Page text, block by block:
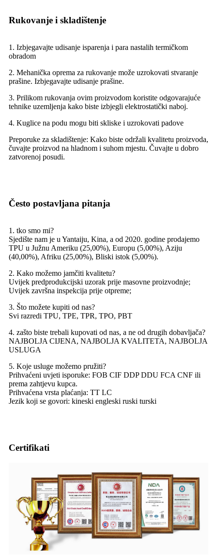
Rukovanje i skladištenje
1. Izbjegavajte udisanje isparenja i para nastalih termičkom
obradom
2. Mehanička oprema za rukovanje može uzrokovati stvaranje
prašine. Izbjegavajte udisanje prašine.
3. Prilikom rukovanja ovim proizvodom koristite odgovarajuće
tehnike uzemljenja kako biste izbjegli elektrostatički naboj.
4. Kuglice na podu mogu biti skliske i uzrokovati padove
Preporuke za skladištenje: Kako biste održali kvalitetu proizvoda,
čuvajte proizvod na hladnom i suhom mjestu. Čuvajte u dobro
zatvorenoj posudi.
Često postavljana pitanja
1. tko smo mi?
Sjedište nam je u Yantaiju, Kina, a od 2020. godine prodajemo
TPU u Južnu Ameriku (25,00%), Europu (5,00%), Aziju
(40,00%), Afriku (25,00%), Bliski istok (5,00%).
2. Kako možemo jamčiti kvalitetu?
Uvijek predprodukcijski uzorak prije masovne proizvodnje;
Uvijek završna inspekcija prije otpreme;
3. Što možete kupiti od nas?
Svi razredi TPU, TPE, TPR, TPO, PBT
4. zašto biste trebali kupovati od nas, a ne od drugih dobavljača?
NAJBOLJA CIJENA, NAJBOLJA KVALITETA, NAJBOLJA
USLUGA
5. Koje usluge možemo pružiti?
Prihvaćeni uvjeti isporuke: FOB CIF DDP DDU FCA CNF ili
prema zahtjevu kupca.
Prihvaćena vrsta plaćanja: TT LC
Jezik koji se govori: kineski engleski ruski turski
Certifikati